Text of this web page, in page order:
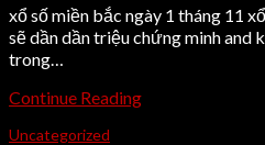
xổ số miền bắc ngày 1 tháng 11
sẽ dần dần triệu chứng minh and
trong…
Continue Reading
Uncategorized